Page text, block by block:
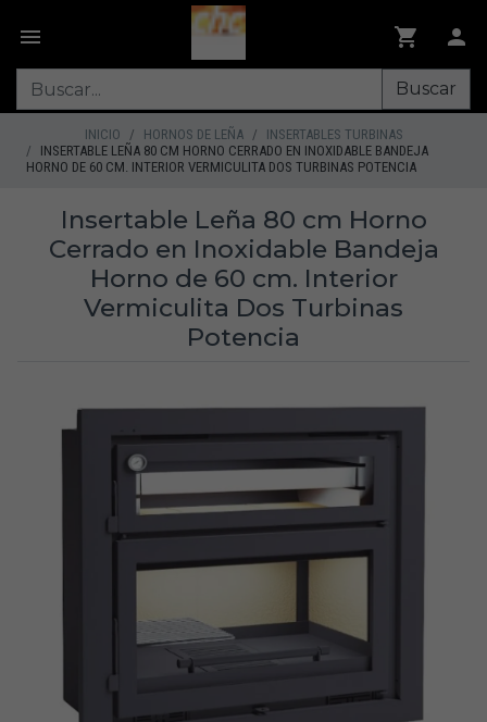
Buscar
INICIO HORNOS DE LEÑA
INSERTABLES TURBINAS
INSERTABLE LEÑA 80 CM HORNO CERRADO EN INOXIDABLE BANDEJA
HORNO DE 60 CM. INTERIOR VERMICULITA DOS TURBINAS POTENCIA
Insertable Leña 80 cm Horno
Cerrado en Inoxidable Bandeja
Horno de 60 cm. Interior
Vermiculita Dos Turbinas
Potencia